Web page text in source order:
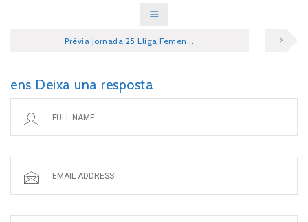
Prèvia Jornada 25 Lliga Femen...
ens Deixa una resposta